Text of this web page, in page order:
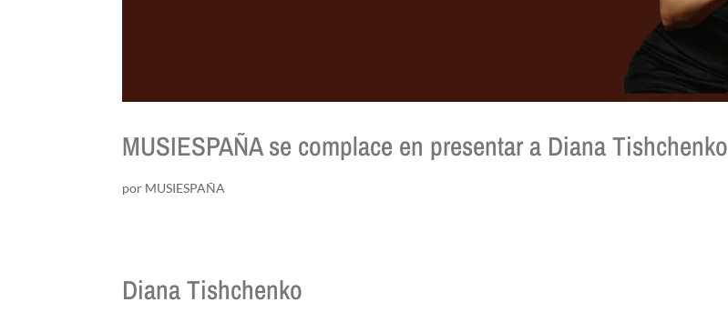
MUSIESPAÑA se complace en presentar a Diana Tishchenko
por MUSIESPAÑA
Diana Tishchenko